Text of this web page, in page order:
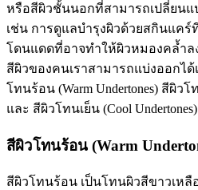
หรือสีผิวชั้นนอกที่สามารถเปลี่ยนแ
เช่น การดูแลบำรุงผิวด้วยสกินแค
โดนแดดที่อาจทำให้ผิวหมองคล้ำล
สีผิวของคนเราสามารถแบ่งออกไ
โทนร้อน (Warm Undertones) สีผิวโ
และ สีผิวโทนเย็น (Cool Undertones)
สีผิวโทนร้อน (Warm
สีผิวโทนร้อน เป็นโทนผิวสีขาวเหลื